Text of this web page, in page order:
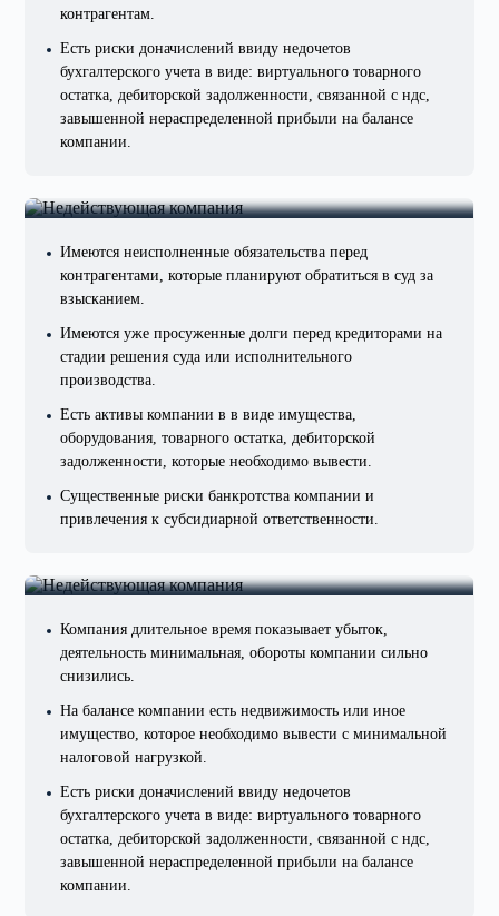
контрагентам.
Есть риски доначислений ввиду недочетов
бухгалтерского учета в виде: виртуального товарного
остатка, дебиторской задолженности, связанной с ндс,
завышенной нераспределенной прибыли на балансе
компании.
Имеются неисполненные обязательства перед
контрагентами, которые планируют обратиться в суд за
взысканием.
Имеются уже просуженные долги перед кредиторами на
стадии решения суда или исполнительного
производства.
Есть активы компании в в виде имущества,
оборудования, товарного остатка, дебиторской
задолженности, которые необходимо вывести.
Существенные риски банкротства компании и
привлечения к субсидиарной ответственности.
Отсутствие прибыли компании,
Компания длительное время показывает убыток,
деятельность минимальная, обороты компании сильно
снизились.
На балансе компании есть недвижимость или иное
имущество, которое необходимо вывести с минимальной
налоговой нагрузкой.
Есть риски доначислений ввиду недочетов
бухгалтерского учета в виде: виртуального товарного
остатка, дебиторской задолженности, связанной с ндс,
завышенной нераспределенной прибыли на балансе
компании.